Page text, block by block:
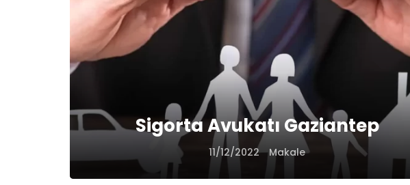
Sigorta Avukatı Gaziantep
11/12/2022 Makale